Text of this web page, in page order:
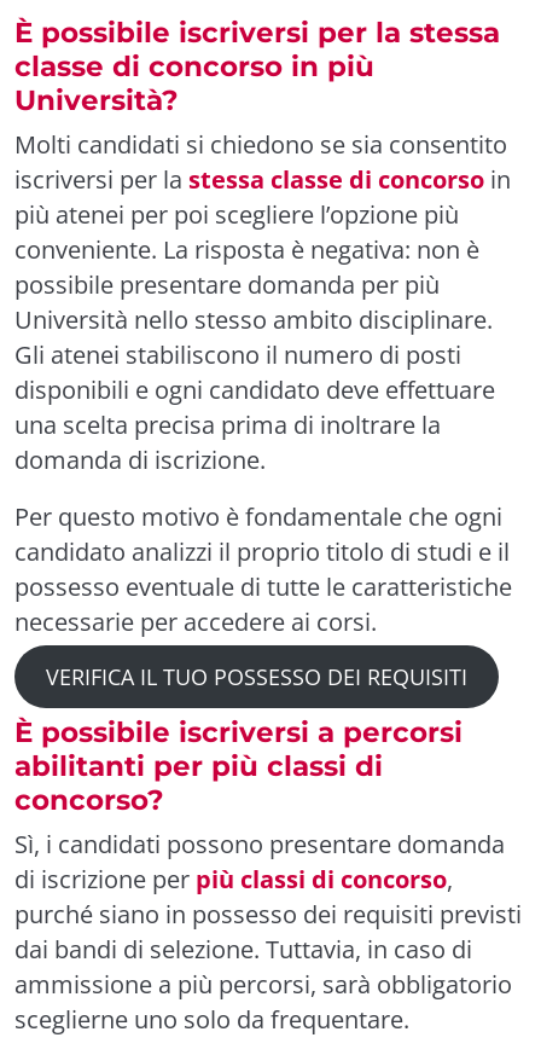
È possibile iscriversi per la stessa
classe di concorso in più
Università?
Molti candidati si chiedono se sia consentito
iscriversi per la stessa classe di concorso in
più atenei per poi scegliere l’opzione più
conveniente. La risposta è negativa: non è
possibile presentare domanda per più
Università nello stesso ambito disciplinare.
Gli atenei stabiliscono il numero di posti
disponibili e ogni candidato deve effettuare
una scelta precisa prima di inoltrare la
domanda di iscrizione.
Per questo motivo è fondamentale che ogni
candidato analizzi il proprio titolo di studi e il
possesso eventuale di tutte le caratteristiche
necessarie per accedere ai corsi.
VERIFICA IL TUO POSSESSO DEI REQUISITI
È possibile iscriversi a percorsi
abilitanti per più classi di
concorso?
Sì, i candidati possono presentare domanda
di iscrizione per più classi di concorso,
purché siano in possesso dei requisiti previsti
dai bandi di selezione. Tuttavia, in caso di
ammissione a più percorsi, sarà obbligatorio
sceglierne uno solo da frequentare.